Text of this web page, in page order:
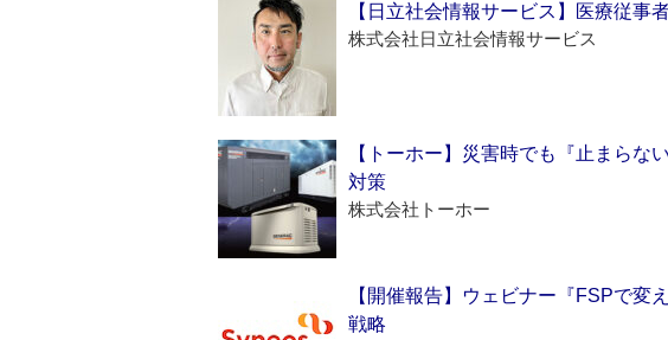
【日立社会情報サービス】医療従事
株式会社日立社会情報サービス
【トーホー】災害時でも『止まら
対策
株式会社トーホー
【開催報告】ウェビナー『FSPで変
戦略